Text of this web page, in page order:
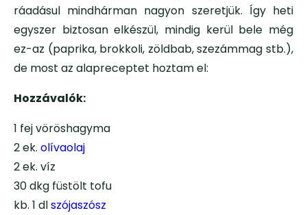
ráadásul mindhárman nagyon szeretjük. Így heti
egyszer biztosan elkészül, mindig kerül bele még
ez-az (paprika, brokkoli, zöldbab, szezámmag stb.),
de most az alapreceptet hoztam el:
Hozzávalók:
1 fej vöröshagyma
2 ek. olívaolaj
2 ek. víz
30 dkg füstölt tofu
kb. 1 dlszójaszósz